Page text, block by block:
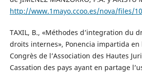
http://www.1mayo.ccoo.es/nova/files/
TAXIL, B., «Méthodes d’integration du
droits internes», Ponencia impartida en
Congrès de l’Association des Hautes
Cassation des pays ayant en partage